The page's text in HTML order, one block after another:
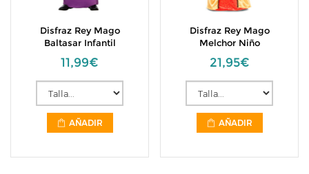
Disfraz Rey Mago
Baltasar Infantil
11,99€
AÑADIR
Disfraz Rey Mago
Melchor Niño
21,95€
AÑADIR